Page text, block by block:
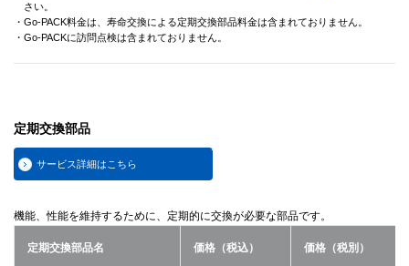
さい。
・Go-PACK料金は、寿命交換による定期交換部品料金は含まれておりません。
・Go-PACKに訪問点検は含まれておりません。
定期交換部品
サービス詳細はこちら
機能、性能を維持するために、定期的に交換が必要な部品です。
定期交換部品名 価格（税込） 価格（税別）